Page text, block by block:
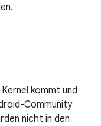
kommt und
Community
nicht in den